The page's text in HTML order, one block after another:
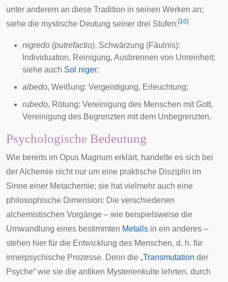
unter anderem an diese Tradition in seinen Werken an;
siehe die mystische Deutung seiner drei Stufen: [10]
nigredo (putrefactio), Schwärzung (Fäulnis):
Individuation, Reinigung, Ausbrennen von Unreinheit;
siehe auch Sol niger;
albedo, Weißung: Vergeistigung, Erleuchtung;
rubedo, Rötung: Vereinigung des Menschen mit Gott,
Vereinigung des Begrenzten mit dem Unbegrenzten.
Psychologische Bedeutung
Wie bereits im Opus Magnum erklärt, handelte es sich bei
der Alchemie nicht nur um eine praktische Disziplin im
Sinne einer Metachemie; sie hat vielmehr auch eine
philosophische Dimension: Die verschiedenen
alchemistischen Vorgänge – wie beispielsweise die
Umwandlung eines bestimmten Metalls in ein anderes –
stehen hier für die Entwicklung des Menschen, d. h. für
innerpsychische Prozesse. Denn die „Transmutation der
Psyche“ wie sie die antiken Mysterienkulte lehrten, durch